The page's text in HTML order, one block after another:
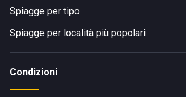
Spiagge per tipo
Spiagge per località più popolari
Condizioni